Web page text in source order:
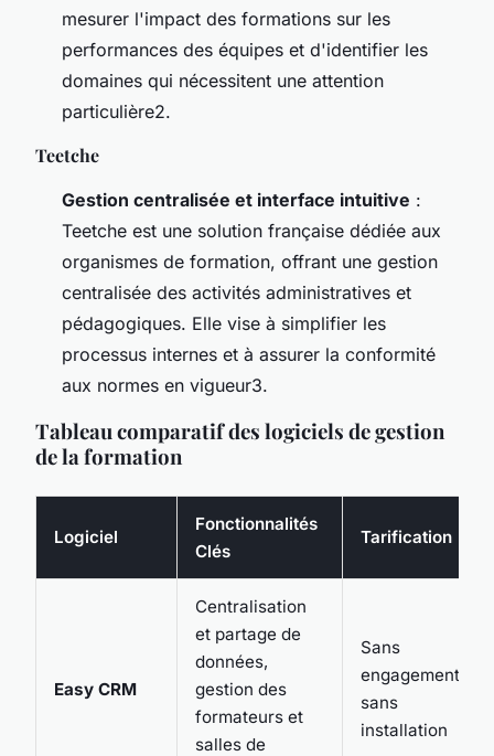
mesurer l'impact des formations sur les
performances des équipes et d'identifier les
domaines qui nécessitent une attention
particulière2.
Teetche
Gestion centralisée et interface intuitive :
Teetche est une solution française dédiée aux
organismes de formation, offrant une gestion
centralisée des activités administratives et
pédagogiques. Elle vise à simplifier les
processus internes et à assurer la conformité
aux normes en vigueur3.
Tableau comparatif des logiciels de gestion
de la formation
Logiciel
Fonctionnalités
Clés
Tarification
Easy CRM
Centralisation
et partage de
données,
gestion des
formateurs et
salles de
Sans
engagement,
sans
installation